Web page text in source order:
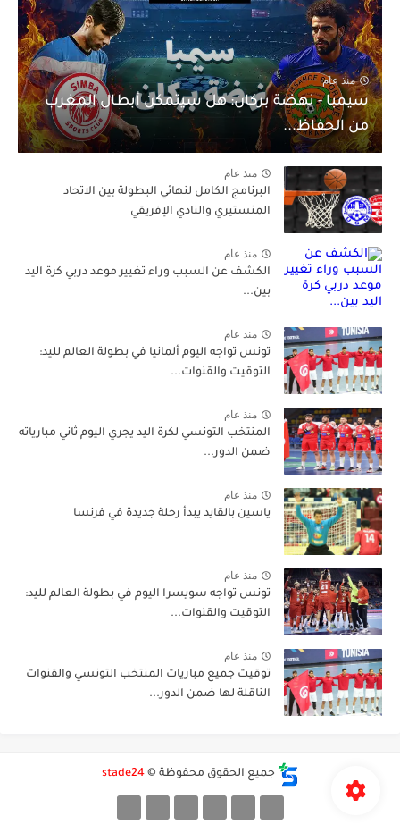
منذ عام
سيمبا - نهضة بركان: هل سيتمكن أبطال المغرب
من الحفاظ...
منذ عام
البرنامج الكامل لنهائي البطولة بين الاتحاد
المنستيري والنادي الإفريقي
منذ عام
الكشف عن السبب وراء تغيير موعد دربي كرة اليد
بين...
منذ عام
تونس تواجه اليوم ألمانيا في بطولة العالم لليد:
التوقيت والقنوات...
منذ عام
المنتخب التونسي لكرة اليد يجري اليوم ثاني مبارياته
ضمن الدور...
منذ عام
ياسين بالقايد يبدأ رحلة جديدة في فرنسا
منذ عام
تونس تواجه سويسرا اليوم في بطولة العالم لليد:
التوقيت والقنوات...
منذ عام
توقيت جميع مباريات المنتخب التونسي والقنوات
الناقلة لها ضمن الدور...
جميع الحقوق محفوظة © stade24